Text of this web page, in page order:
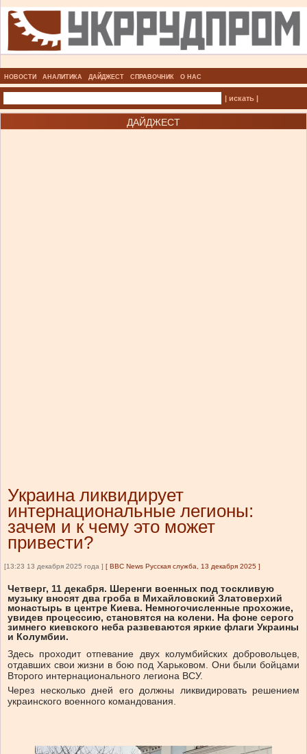
НОВОСТИ АНАЛИТИКА ДАЙДЖЕСТ СПРАВОЧНИК О НАС
| искать |
ДАЙДЖЕСТ
Украина ликвидирует
интернациональные легионы:
зачем и к чему это может
привести?
[13:23 13 декабря 2025 года ] [ BBC News Русская служба, 13 декабря 2025 ]
Четверг, 11 декабря. Шеренги военных под тоскливую
музыку вносят два гроба в Михайловский Златоверхий
монастырь в центре Киева. Немногочисленные прохожие,
увидев процессию, становятся на колени. На фоне серого
зимнего киевского неба развеваются яркие флаги Украины
и Колумбии.
Здесь проходит отпевание двух колумбийских добровольцев,
отдавших свои жизни в бою под Харьковом. Они были бойцами
Второго интернационального легиона ВСУ.
Через несколько дней его должны ликвидировать решением
украинского военного командования.